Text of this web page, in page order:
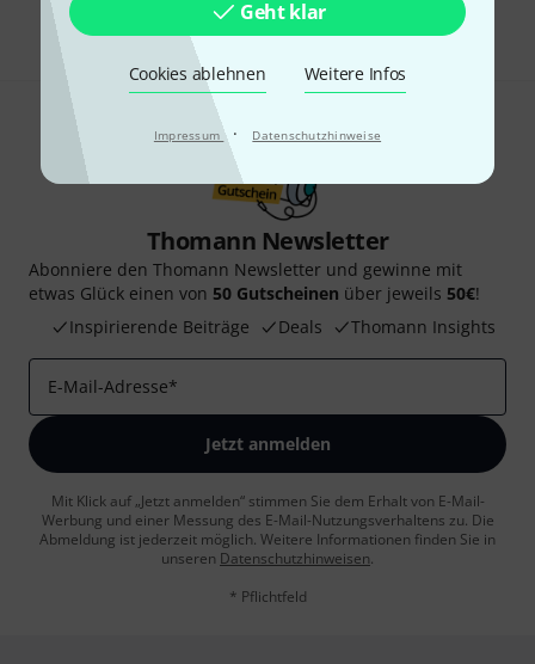
Geht klar
Cookies ablehnen Weitere Infos
Impressum · Datenschutzhinweise
Hilfe & Feedback
Thomann Newsletter
Abonniere den Thomann Newsletter und gewinne mit
etwas Glück einen von 50 Gutscheinen über jeweils 50€!
Inspirierende Beiträge
Deals Thomann Insights
E-Mail-Adresse*
Jetzt anmelden
Mit Klick auf „Jetzt anmelden“ stimmen Sie dem Erhalt von E-Mail-
Werbung und einer Messung des E-Mail-Nutzungsverhaltens zu. Die
Abmeldung ist jederzeit möglich. Weitere Informationen finden Sie in
unseren Datenschutzhinweisen.
* Pflichtfeld